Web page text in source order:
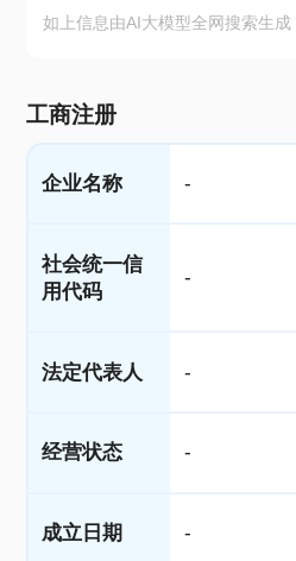
如上信息由AI大模型全网搜索生成
工商注册
企业名称 -
社会统一信
用代码
-
法定代表人 -
经营状态 -
成立日期 -